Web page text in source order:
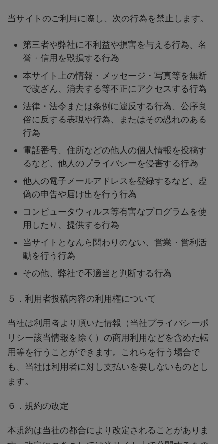
当サイトのご利用に際し、次の行為を禁止します。
第三者や弊社に不利益や損害を与える行為、名
誉・信用を毀損する行為
本サイト上の情報・メッセージ・写真等を無断
で改ざん、消去する等不正にアクセスする行為
法律・法令または条例に違反する行為、公序良
俗に反する表現や行為、またはその恐れのある
行為
電話番号、住所などの他人の個人情報を投稿す
るなど、他人のプライバシーを侵害する行為
他人の電子メールアドレスを登録するなど、虚
偽の申告や届け出を行う行為
コンピュータウィルス等有害なプログラムを使
用したり、提供する行為
当サイトとなんら関わりのない、営業・営利活
動を行う行為
その他、弊社で不適当と判断する行為
５．利用者投稿内容の利用権について
当社は利用者より頂いた情報（当社プライバシーポ
リシー該当情報を除く）の商用利用などを含めた転
用等を行うことができます。これらを行う場合で
も、当社は利用者に対し支払いを要しないものとし
ます。
６．規約の改定
本規約は当社の都合により改定されることがありま